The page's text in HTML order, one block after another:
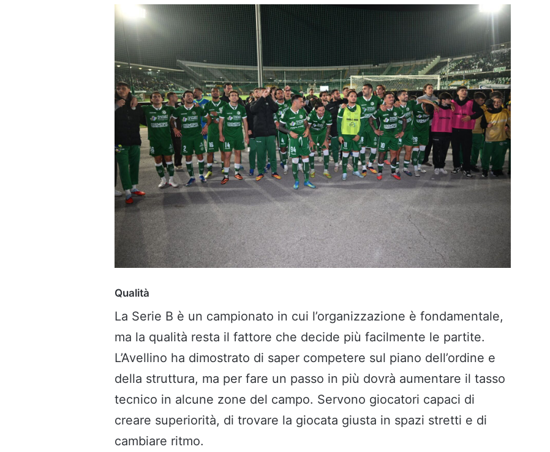
Qualità
La Serie B è un campionato in cui l’organizzazione è fondamentale,
ma la qualità resta il fattore che decide più facilmente le partite.
L’Avellino ha dimostrato di saper competere sul piano dell’ordine e
della struttura, ma per fare un passo in più dovrà aumentare il tasso
tecnico in alcune zone del campo. Servono giocatori capaci di
creare superiorità, di trovare la giocata giusta in spazi stretti e di
cambiare ritmo.